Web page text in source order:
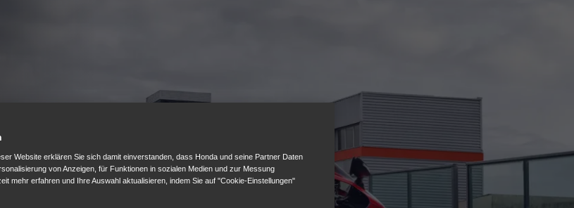
Website erklären Sie sich damit einverstanden, dass Honda und seine Partner Daten
von Anzeigen, für Funktionen in sozialen Medien und zur Messung
mehr erfahren und Ihre Auswahl aktualisieren, indem Sie auf "Cookie-Einstellungen"